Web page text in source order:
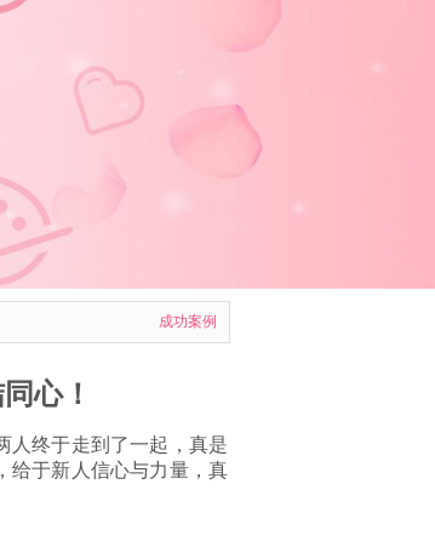
成功案例
心！
人终于走到了一起，真是
给于新人信心与力量，真